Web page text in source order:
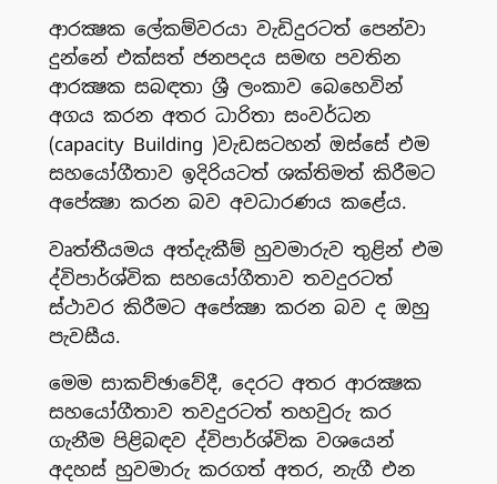
ආරක්‍ෂක ලේකම්වරයා වැඩිදුරටත් පෙන්වා
දුන්නේ එක්සත් ජනපදය සමඟ පවතින
ආරක්‍ෂක සබඳතා ශ්‍රී ලංකාව බෙහෙවින්
අගය කරන අතර ධාරිතා සංවර්ධන
(capacity Building )වැඩසටහන් ඔස්සේ එම
සහයෝගීතාව ඉදිරියටත් ශක්තිමත් කිරීමට
අපේක්‍ෂා කරන බව අවධාරණය කළේය.
වෘත්තීයමය අත්දැකීම් හුවමාරුව තුළින් එම
ද්විපාර්ශ්වික සහයෝගීතාව තවදුරටත්
ස්ථාවර කිරීමට අපේක්‍ෂා කරන බව ද ඔහු
පැවසීය.
මෙම සාකච්ඡාවේදී, දෙරට අතර ආරක්‍ෂක
සහයෝගීතාව තවදුරටත් තහවුරු කර
ගැනීම පිළිබඳව ද්විපාර්ශ්වික වශයෙන්
අදහස් හුවමාරු කරගත් අතර, නැගී එන